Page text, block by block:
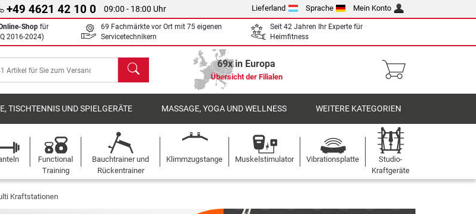
+49 4621 42 10 0 09:00 - 18:00 Uhr Lieferland Sprache Mein Konto
Shop für
2016-2024)
69 Fachmärkte vor Ort mit 75 eigenen
Servicetechnikern
Seit 42 Jahren Ihr Experte für
Heimfitness
Suchen 69x in Europa
Übersicht der Filialen
TISCHTENNIS UND SPIELGERÄTE MASSAGE, YOGA UND WELLNESS WEITERE KATEGORIEN
Functional
Training
Bauchtrainer und
Rückentrainer
Klimmzugstange Muskelstimulator Vibrationsplatte
Studio-
Kraftgeräte
Kraftstationen